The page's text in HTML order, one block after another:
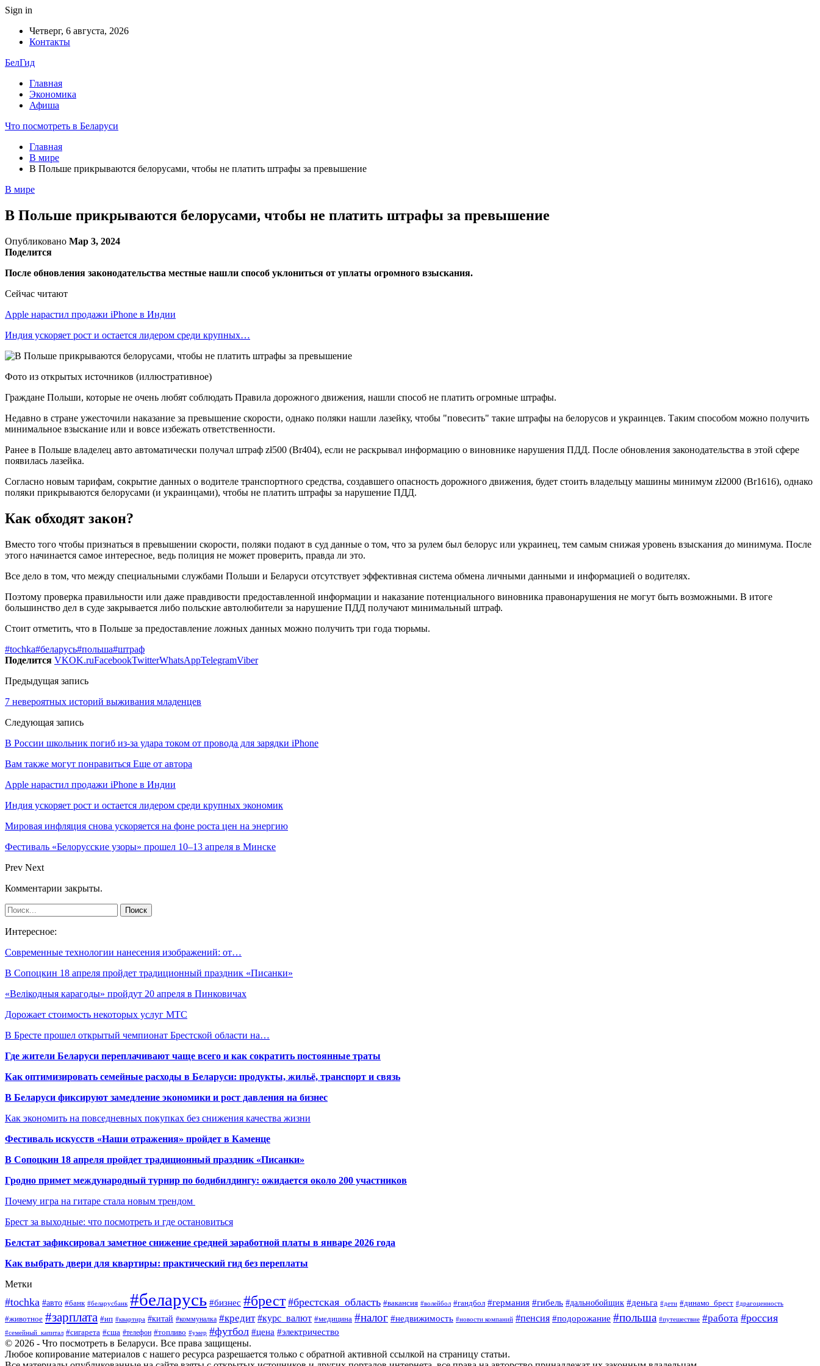
Sign in
Четверг, 6 августа, 2026
Контакты
БелГид
Главная
Экономика
Афиша
Что посмотреть в Беларуси
Главная
В мире
В Польше прикрываются белорусами, чтобы не платить штрафы за превышение
В мире
В Польше прикрываются белорусами, чтобы не платить штрафы за превышение
Опубликовано Мар 3, 2024
Поделится
После обновления законодательства местные нашли способ уклониться от уплаты огромного взыскания.
Сейчас читают
Apple нарастил продажи iPhone в Индии
Индия ускоряет рост и остается лидером среди крупных…
Фото из открытых источников (иллюстративное)
Граждане Польши, которые не очень любят соблюдать Правила дорожного движения, нашли способ не платить огромные штрафы.
Недавно в стране ужесточили наказание за превышение скорости, однако поляки нашли лазейку, чтобы "повесить" такие штрафы на белорусов и украинцев. Таким способом можно получить
минимальное взыскание или и вовсе избежать ответственности.
Ранее в Польше владелец авто автоматически получал штраф zł500 (Br404), если не раскрывал информацию о виновнике нарушения ПДД. После обновления законодательства в этой сфере
появилась лазейка.
Согласно новым тарифам, сокрытие данных о водителе транспортного средства, создавшего опасность дорожного движения, будет стоить владельцу машины минимум zł2000 (Br1616), однако
поляки прикрываются белорусами (и украинцами), чтобы не платить штрафы за нарушение ПДД.
Как обходят закон?
Вместо того чтобы признаться в превышении скорости, поляки подают в суд данные о том, что за рулем был белорус или украинец, тем самым снижая уровень взыскания до минимума. После
этого начинается самое интересное, ведь полиция не может проверить, правда ли это.
Все дело в том, что между специальными службами Польши и Беларуси отсутствует эффективная система обмена личными данными и информацией о водителях.
Поэтому проверка правильности или даже правдивости предоставленной информации и наказание потенциального виновника правонарушения не могут быть возможными. В итоге
большинство дел в суде закрывается либо польские автолюбители за нарушение ПДД получают минимальный штраф.
Стоит отметить, что в Польше за предоставление ложных данных можно получить три года тюрьмы.
#tochka#беларусь#польша#штраф
Поделится VKOK.ruFacebookTwitterWhatsAppTelegramViber
Предыдущая запись
7 невероятных историй выживания младенцев
Следующая запись
В России школьник погиб из-за удара током от провода для зарядки iPhone
Вам также могут понравиться Еще от автора
Apple нарастил продажи iPhone в Индии
Индия ускоряет рост и остается лидером среди крупных экономик
Мировая инфляция снова ускоряется на фоне роста цен на энергию
Фестиваль «Белорусские узоры» прошел 10–13 апреля в Минске
Prev Next
Комментарии закрыты.
Интересное:
Современные технологии нанесения изображений: от…
В Сопоцкин 18 апреля пройдет традиционный праздник «Писанки»
«Велікодныя карагоды» пройдут 20 апреля в Пинковичах
Дорожает стоимость некоторых услуг МТС
В Бресте прошел открытый чемпионат Брестской области на…
Где жители Беларуси переплачивают чаще всего и как сократить постоянные траты
Как оптимизировать семейные расходы в Беларуси: продукты, жильё, транспорт и связь
В Беларуси фиксируют замедление экономики и рост давления на бизнес
Как экономить на повседневных покупках без снижения качества жизни
Фестиваль искусств «Наши отражения» пройдет в Каменце
В Сопоцкин 18 апреля пройдет традиционный праздник «Писанки»
Гродно примет международный турнир по бодибилдингу: ожидается около 200 участников
Почему игра на гитаре стала новым трендом
Брест за выходные: что посмотреть и где остановиться
Белстат зафиксировал заметное снижение средней заработной платы в январе 2026 года
Как выбрать двери для квартиры: практический гид без переплаты
Метки
#tochka #авто #банк #беларусбанк #беларусь #бизнес #брест #брестская_область #вакансия #волейбол #гандбол #германия #гибель #дальнобойщик #деньга #дети #динамо_брест #драгоценность
#животное #зарплата #ип #квартира #китай #коммуналка #кредит #курс_валют #медицина #налог #недвижимость #новости компаний #пенсия #подорожание #польша #путешествие #работа #россия
#семейный_капитал #сигарета #сша #телефон #топливо #умер #футбол #цена #электричество
© 2026 - Что посмотреть в Беларуси. Все права защищены.
Любое копирование материалов с нашего ресурса разрешается только с обратной активной ссылкой на страницу статьи.